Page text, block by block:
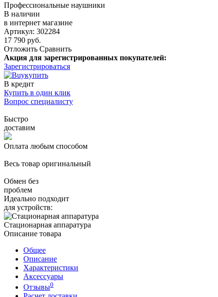
Профессиональные наушники
В наличии
в интернет магазине
Артикул: 302284
17 790 руб.
Отложить Сравнить
Акция для зарегистрированных покупателей:
Зарегистрироваться
купить
В кредит
Купить в один клик
Вопрос специалисту
Быстро
доставим
Оплата любым способом
Весь товар оригинальный
Обмен без
проблем
Идеально подходит
для устройств:
Стационарная аппаратура
Описание товара
Общее
Описание
Характеристики
Аксессуары
Отзывы0